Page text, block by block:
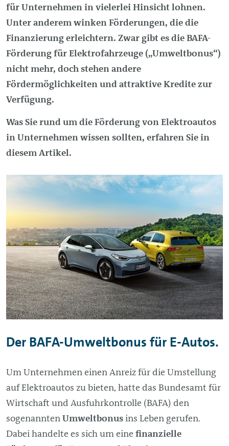
für Unternehmen in vielerlei Hinsicht lohnen.
Unter anderem winken Förderungen, die die
Finanzierung erleichtern. Zwar gibt es die BAFA-
Förderung für Elektrofahrzeuge („Umweltbonus“)
nicht mehr, doch stehen andere
Fördermöglichkeiten und attraktive Kredite zur
Verfügung.
Was Sie rund um die Förderung von Elektroautos
in Unternehmen wissen sollten, erfahren Sie in
diesem Artikel.
Der BAFA-Umweltbonus für E-Autos.
Um Unternehmen einen Anreiz für die Umstellung
auf Elektroautos zu bieten, hatte das Bundesamt für
Wirtschaft und Ausfuhrkontrolle (BAFA) den
sogenanntenUmweltbonusins Leben gerufen.
Dabei handelte es sich um eine finanzielle